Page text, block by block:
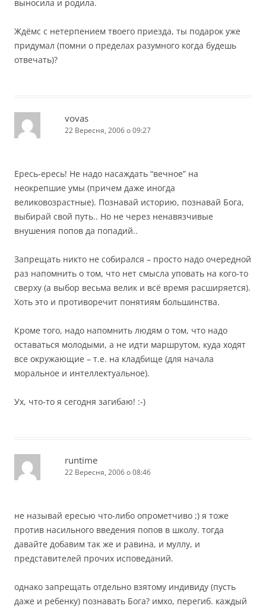
выносила и родила.
Ждёмс с нетерпением твоего приезда, ты подарок уже
придумал (помни о пределах разумного когда будешь
отвечать)?
vovas
22 Вересня, 2006 о 09:27
Ересь-ересь! Не надо насаждать “вечное” на
неокрепшие умы (причем даже иногда
великовозрастные). Познавай историю, познавай Бога,
выбирай свой путь.. Но не через ненавязчивые
внушения попов да попадий..
Запрещать никто не собирался – просто надо очередной
раз напомнить о том, что нет смысла уповать на кого-то
сверху (а выбор весьма велик и всё время расширяется).
Хоть это и противоречит понятиям большинства.
Кроме того, надо напомнить людям о том, что надо
оставаться молодыми, а не идти маршрутом, куда ходят
все окружающие – т.е. на кладбище (для начала
моральное и интеллектуальное).
Ух, что-то я сегодня загибаю! :-)
runtime
22 Вересня, 2006 о 08:46
не называй ересью что-либо опрометчиво ;) я тоже
против насильного введения попов в школу. тогда
давайте добавим так же и равина, и муллу, и
представителей прочих исповеданий.
однако запрещать отдельно взятому индивиду (пусть
даже и ребенку) познавать Бога? имхо, перегиб. каждый